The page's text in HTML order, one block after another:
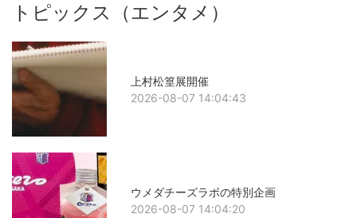
トピックス（エンタメ）
上村松篁展開催
2026-08-07 14:04:43
ウメダチーズラボの特別企画
2026-08-07 14:04:20